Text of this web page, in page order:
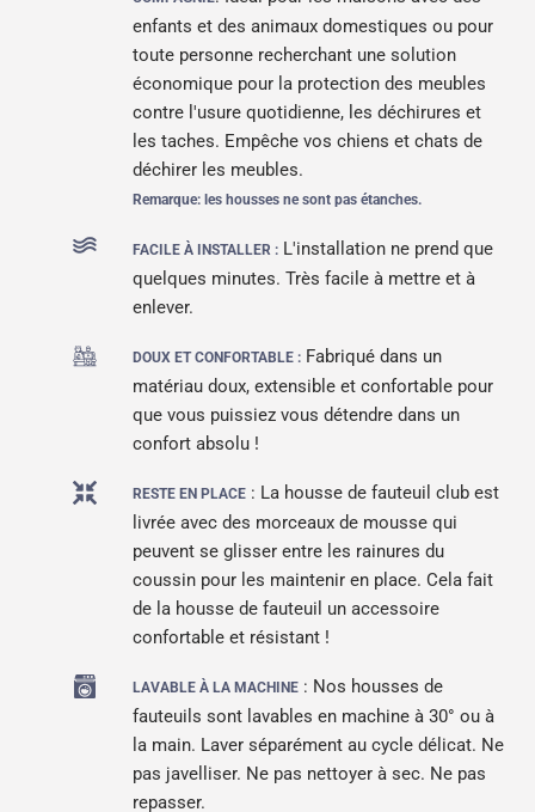
enfants et des animaux domestiques ou pour
toute personne recherchant une solution
économique pour la protection des meubles
contre l'usure quotidienne, les déchirures et
les taches. Empêche vos chiens et chats de
déchirer les meubles.
Remarque: les housses ne sont pas étanches.
FACILE À INSTALLER : L'installation ne prend que
quelques minutes. Très facile à mettre et à
enlever.
DOUX ET CONFORTABLE : Fabriqué dans un
matériau doux, extensible et confortable pour
que vous puissiez vous détendre dans un
confort absolu !
RESTE EN PLACE : La housse de fauteuil club est
livrée avec des morceaux de mousse qui
peuvent se glisser entre les rainures du
coussin pour les maintenir en place. Cela fait
de la housse de fauteuil un accessoire
confortable et résistant !
LAVABLE À LA MACHINE : Nos housses de
fauteuils sont lavables en machine à 30° ou à
la main. Laver séparément au cycle délicat. Ne
pas javelliser. Ne pas nettoyer à sec. Ne pas
repasser.